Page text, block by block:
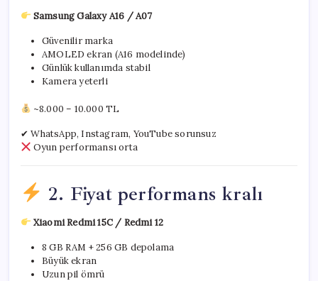
Samsung Galaxy A16 / A07
Güvenilir marka
AMOLED ekran (A16 modelinde)
Günlük kullanımda stabil
Kamera yeterli
~8.000 – 10.000 TL
✔ WhatsApp, Instagram, YouTube sorunsuz
Oyun performansı orta
2. Fiyat performans kralı
Xiaomi Redmi 15C / Redmi 12
8 GB RAM + 256 GB depolama
Büyük ekran
Uzun pil ömrü